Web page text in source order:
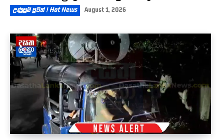
උණුසුම් පුවත් | Hot News August 1, 2026